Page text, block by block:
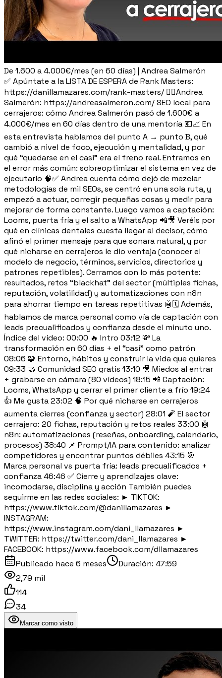
De 1.600 a 4.000€/mes (en 60 días) | Andrea Salmerón
✅​ Apúntate a la LISTA DE ESPERA de Rank Masters:
https://danillamazares.com/rank-masters/ 👉🏻Andrea
Salmerón: https://andreasalmeron.com/ SEO local para
cerrajeros: cómo Andrea Salmerón pasó de 1.600€ a
4.000€/mes en 60 días dentro de una mentoría 💶📈 En
esta entrevista hablamos del punto A → punto B, qué
cambió a nivel de foco, ejecución y mentalidad, y por
qué “quedarse en el casi” era el freno real. Entramos en
el error más común: sobreoptimizar el sistema en vez de
ejecutarlo 🧠✅ Andrea cuenta cómo dejó de mezclar
metodologías de mil SEOs, se centró en una sola ruta, y
empezó a actuar, corregir pequeñas cosas y medir para
mejorar de forma constante. Luego vamos a captación:
Looms, puerta fría y el salto a WhatsApp 📲🎥 Veréis por
qué en clínicas dentales cuesta llegar al decisor, cómo
afinó el primer mensaje para que sonara natural, y por
qué nicharse en cerrajeros le dio ventaja (conocer el
modelo de negocio, términos, servicios, directorios y
patrones repetibles). Cerramos con lo más potente:
resultados, retos “blackhat” del sector (múltiples fichas,
reputación, volatilidad) y automatizaciones con n8n
para ahorrar tiempo en tareas repetitivas 🤖🗓️ Además,
hablamos de marca personal como vía de captación con
leads precualificados y confianza desde el minuto uno.
Índice del vídeo: 00:00 🔥 Intro 03:12 💸 La
transformación en 60 días + el “casi” como patrón
08:06 🧩 Entorno, hábitos y construir la vida que quieres
09:33 🤝 Comunidad SEO gratis 13:10 🎥 Miedos al entrar
+ grabarse en cámara (80 vídeos) 18:15 📲 Captación:
Looms, WhatsApp y cerrar el primer cliente a frío 19:24
👍 Me gusta 23:02 🧠 Por qué nicharse en cerrajeros
aumenta cierres (confianza y sector) 28:01 🧨 El sector
cerrajero: 20 fichas, reputación y retos reales 33:00 🤖
n8n: automatizaciones (reseñas, onboarding, calendario,
procesos) 38:40 📌 Prompt/IA para contenido: analizar
competidores y encontrar puntos débiles 43:15 🎯
Marca personal vs puerta fría: leads precualificados +
confianza 46:46 ✅ Cierre y aprendizajes clave:
incomodarse, disciplina y acción También puedes
seguirme en las redes sociales: ► TIKTOK:
https://www.tiktok.com/@danillamazares ►
INSTAGRAM:
https://www.instagram.com/dani_llamazares ►
TWITTER: https://twitter.com/dani_llamazares ►
FACEBOOK: https://www.facebook.com/dllamazares
Publicado hace 6 meses Duración: 47:59
2,79 mil
114
34
Marcar como visto